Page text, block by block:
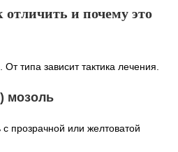
и почему это
типа зависит тактика лечения.
мозоль
с прозрачной или желтоватой